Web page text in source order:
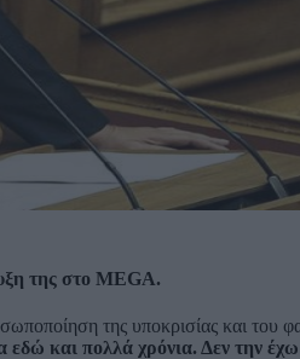
της στο MEGA.
της υποκρισίας και του
εδώ και πολλά χρόνια. Δεν την